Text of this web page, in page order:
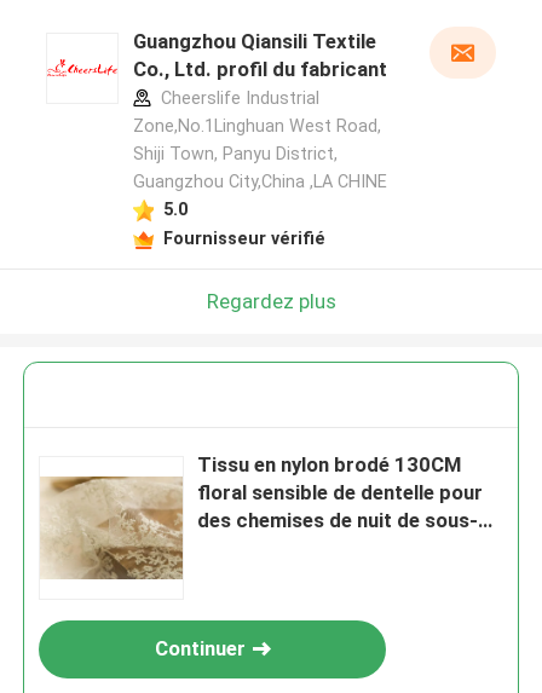
Guangzhou Qiansili Textile
Co., Ltd. profil du fabricant
Cheerslife Industrial
Zone,No.1Linghuan West Road,
Shiji Town, Panyu District,
Guangzhou City,China ,LA CHINE
5.0
Fournisseur vérifié
Regardez plus
Tissu en nylon brodé 130CM
floral sensible de dentelle pour
des chemises de nuit de sous-
Continuer